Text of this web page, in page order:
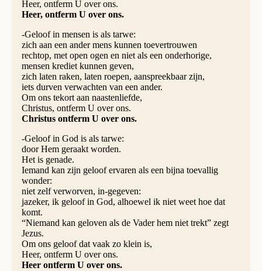
Heer, ontferm U over ons.
Heer, ontferm U over ons.
-Geloof in mensen is als tarwe:
zich aan een ander mens kunnen toevertrouwen
rechtop, met open ogen en niet als een onderhorige,
mensen krediet kunnen geven,
zich laten raken, laten roepen, aanspreekbaar zijn,
iets durven verwachten van een ander.
Om ons tekort aan naastenliefde,
Christus, ontferm U over ons.
Christus ontferm U over ons.
-Geloof in God is als tarwe:
door Hem geraakt worden.
Het is genade.
Iemand kan zijn geloof ervaren als een bijna toevallig
wonder:
niet zelf verworven, in-gegeven:
jazeker, ik geloof in God, alhoewel ik niet weet hoe dat
komt.
“Niemand kan geloven als de Vader hem niet trekt” zegt
Jezus.
Om ons geloof dat vaak zo klein is,
Heer, ontferm U over ons.
Heer ontferm U over ons.